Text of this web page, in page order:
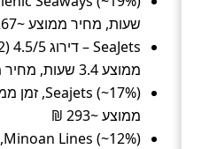
שעות, מחיר ממוצע ~267 ₪
ממוצע 3.4 שעות, מחיר ממוצע ~293 ₪
ממוצע ~293 ₪